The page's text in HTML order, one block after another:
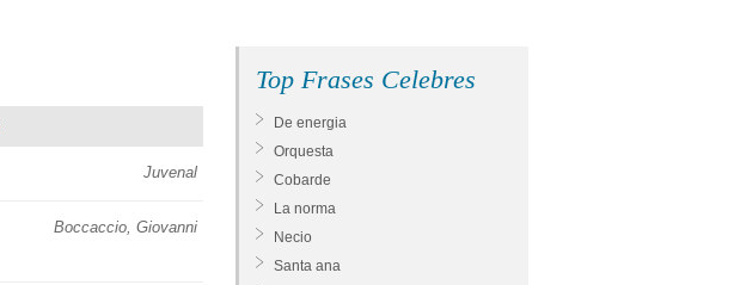
Juvenal
Boccaccio, Giovanni
Top Frases Celebres
De energia
Orquesta
Cobarde
La norma
Necio
Santa ana